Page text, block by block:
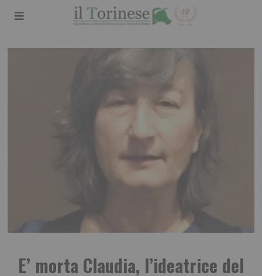
E’ morta Claudia, l’ideatrice del